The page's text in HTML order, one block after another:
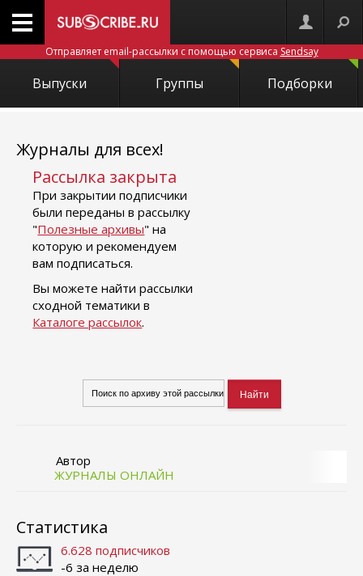
Отправляет email-рассылки с помощью сервиса Sendsay
Выпуски Группы Подборки
Журналы для всех!
Рассылка закрыта
При закрытии подписчики
были переданы в рассылку
"Полезные архивы" на
которую и рекомендуем
вам подписаться.
Вы можете найти рассылки
сходной тематики в
Каталоге рассылок.
Автор
ЖУРНАЛЫ ОНЛАЙН
Статистика
6.628 подписчиков
-6 за неделю